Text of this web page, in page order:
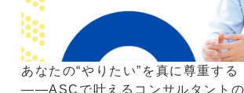
あなたの“やりたい”を真に尊重する
――ASCで叶えるコンサルタントの